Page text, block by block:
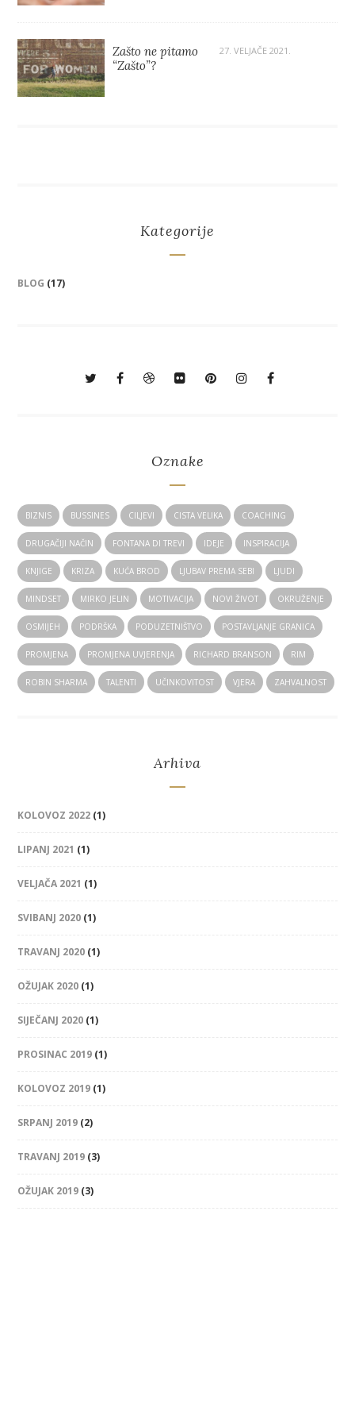
Zašto ne pitamo
“Zašto”?
27. VELJAČE 2021.
Kategorije
BLOG (17)
Oznake
BIZNIS BUSSINES CILJEVI CISTA VELIKA COACHING
DRUGAČIJI NAČIN FONTANA DI TREVI IDEJE INSPIRACIJA
KNJIGE KRIZA KUĆA BROD LJUBAV PREMA SEBI LJUDI
MINDSET MIRKO JELIN MOTIVACIJA NOVI ŽIVOT OKRUŽENJE
OSMIJEH PODRŠKA PODUZETNIŠTVO POSTAVLJANJE GRANICA
PROMJENA PROMJENA UVJERENJA RICHARD BRANSON RIM
ROBIN SHARMA TALENTI UČINKOVITOST VJERA ZAHVALNOST
Arhiva
KOLOVOZ 2022 (1)
LIPANJ 2021 (1)
VELJAČA 2021 (1)
SVIBANJ 2020 (1)
TRAVANJ 2020 (1)
OŽUJAK 2020 (1)
SIJEČANJ 2020 (1)
PROSINAC 2019 (1)
KOLOVOZ 2019 (1)
SRPANJ 2019 (2)
TRAVANJ 2019 (3)
OŽUJAK 2019 (3)